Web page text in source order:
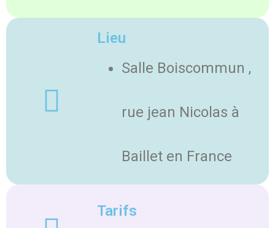
Lieu
Salle Boiscommun ,
rue jean Nicolas à
Baillet en France
Tarifs